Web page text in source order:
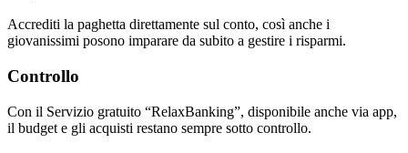
Accrediti la paghetta direttamente sul conto, così anche i
giovanissimi posono imparare da subito a gestire i risparmi.
Controllo
Con il Servizio gratuito “RelaxBanking”, disponibile anche via app,
il budget e gli acquisti restano sempre sotto controllo.